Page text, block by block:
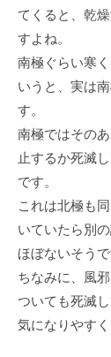
てくると、乾
すよね。
南極ぐらい寒
いうと、実は
す。
南極ではその
止するか死滅
です。
これは北極も
いていたら別
ほぼないそうで
ちなみに、風
ついても死滅
気になりやす